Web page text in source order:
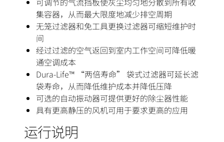
集容器，从而最大限度地减少排空周期
无笼过滤器和免工具更换过滤器可缩短维护时
间
经过过滤的空气返回到室内工作空间可降低暖
通空调成本
Dura-Life™ “两倍寿命” 袋式过滤器可延长滤
袋寿命，从而降低维护成本并降低压降
可选的自动振动器可提供更好的除尘器性能
具有更高静压的风机可用于要求更高的应用
运行说明